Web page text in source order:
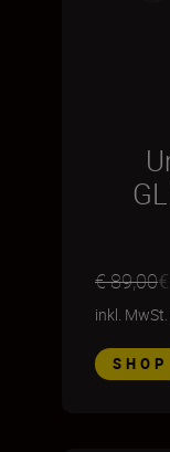
€ 89,00
inkl. MwSt.
SHOP